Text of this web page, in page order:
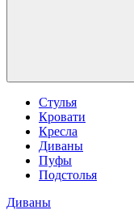
Стулья
Кровати
Кресла
Диваны
Пуфы
Подстолья
Диваны